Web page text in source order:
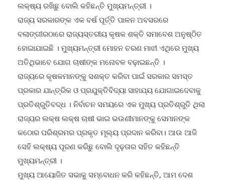
ଲକ୍ଷ୍ୟ ରଖିଛୁ ବୋଲି କହିଛନ୍ତି ମୁଖ୍ୟମନ୍ତ୍ରୀ ।
ରାଜ୍ୟ ସରକାରଙ୍କ ଏକ ବର୍ଷ ପୂର୍ତ୍ତି ପାଳନ ଅବସରରେ
ବଲାଙ୍ଗୀରଠାରେ ରାଜ୍ୟସ୍ତରୀୟ କୃଷକ ଶକ୍ତି ସମାବେଶ ଅନୁଷ୍ଠିତ
ହୋଇାଯାଇଛି । ମୁଖ୍ୟମନ୍ତ୍ରୀ ମୋହନ ଚରଣ ମାଝୀ ଏଥିରେ ମୁଖ୍ୟ
ଅତିଥିଭାବେ ଯୋଗ ଚାଷୀଙ୍କ ମନୋବଳ ବଢ଼ାଇଛନ୍ତି ।
ରାଜ୍ୟରେ କୃଷକମାନଙ୍କୁ ସଶକ୍ତ କରିବା ପାଇଁ ସରକାର ସମସ୍ତ
ପ୍ରକାର ଯାନ୍ତ୍ରିକ ଓ ପ୍ରଯୁକ୍ତିବିଦ୍ୟା ସାହାଯ୍ୟ ଯୋଗାଇଦେବାକୁ
ପ୍ରତିଶ୍ରୁତିବଦ୍ଧ । ନିର୍ବାଚନ ସମୟରେ ଏକ ମୁଖ୍ୟ ପ୍ରତିଶ୍ରୁତି ଥିଲା
ରାଜ୍ୟର ଲକ୍ଷ ଲକ୍ଷ ଚାଷୀ ଭାଇ ଭଉଣୀମାନଙ୍କୁ ସେମାନଙ୍କ
କଠୋର ପରିଶ୍ରମର ପ୍ରକୃତ ମୂଲ୍ୟ ପ୍ରଦାନ କରିବା। ଆଉ ଆଜି
ସେହି ଲକ୍ଷ୍ୟ ପୂରଣ କରିଛୁ ବୋଲି ଦୃଢ଼ତାର ସହିତ କହିଛନ୍ତି
ମୁଖ୍ୟମନ୍ତ୍ରୀ ।
ମୁଖ୍ୟ ଆୟୋଜିତ ସଭାକୁ ସମ୍ବୋଧନ କରି କହିଛନ୍ତି, ଆମ ଦେଶ